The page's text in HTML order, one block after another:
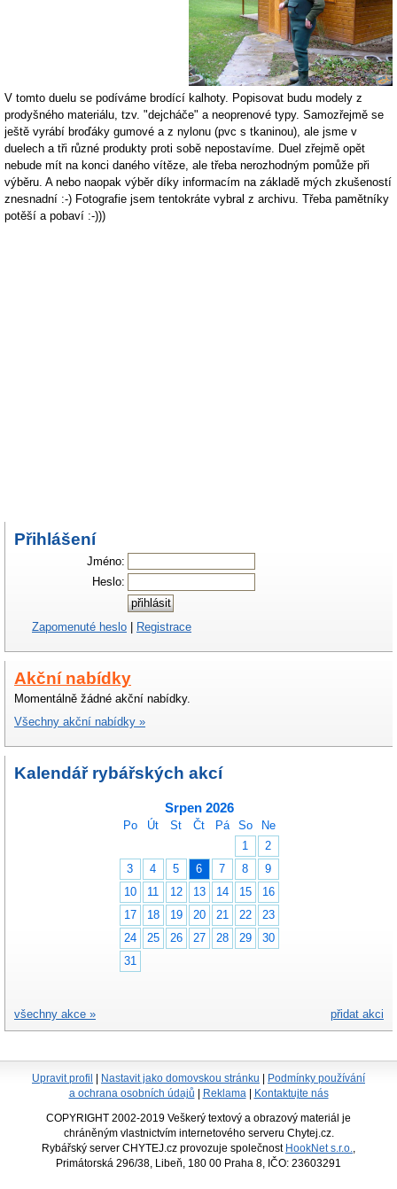
V tomto duelu se podíváme brodící kalhoty. Popisovat budu modely z
prodyšného materiálu, tzv. "dejcháče" a neoprenové typy. Samozřejmě se
ještě vyrábí broďáky gumové a z nylonu (pvc s tkaninou), ale jsme v
duelech a tři různé produkty proti sobě nepostavíme. Duel zřejmě opět
nebude mít na konci daného vítěze, ale třeba nerozhodným pomůže při
výběru. A nebo naopak výběr díky informacím na základě mých zkušeností
znesnadní :-) Fotografie jsem tentokráte vybral z archivu. Třeba pamětníky
potěší a pobaví :-)))
Přihlášení
Jméno:
Heslo:
Zapomenuté heslo | Registrace
Akční nabídky
Momentálně žádné akční nabídky.
Všechny akční nabídky »
Kalendář rybářských akcí
Srpen 2026
Po Út St Čt Pá So
Ne
1
2
3
4 5 6 7 8
9
10
11 12 13 14 15
16
17
18 19 20 21 22
23
24
25 26 27 28 29
30
31
přidat akci
všechny akce »
Upravit profil Nastavit jako domovskou stránku
Podmínky používání
a ochrana osobních údajů
Reklama Kontaktujte nás
COPYRIGHT 2002-2019 Veškerý textový a obrazový materiál je
chráněným vlastnictvím internetového serveru Chytej.cz.
Rybářský server CHYTEJ.cz provozuje společnost HookNet s.r.o.
Primátorská 296/38, Libeň, 180 00 Praha 8, IČO: 23603291